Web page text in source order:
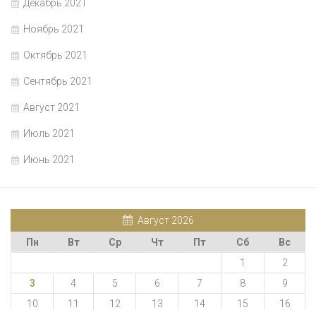
Декабрь 2021
Ноябрь 2021
Октябрь 2021
Сентябрь 2021
Август 2021
Июль 2021
Июнь 2021
Август 2026
Пн
Вт Ср Чт Пт Сб
Вс
1
2
3
4 5 6 7 8
9
10
11 12 13 14 15
16